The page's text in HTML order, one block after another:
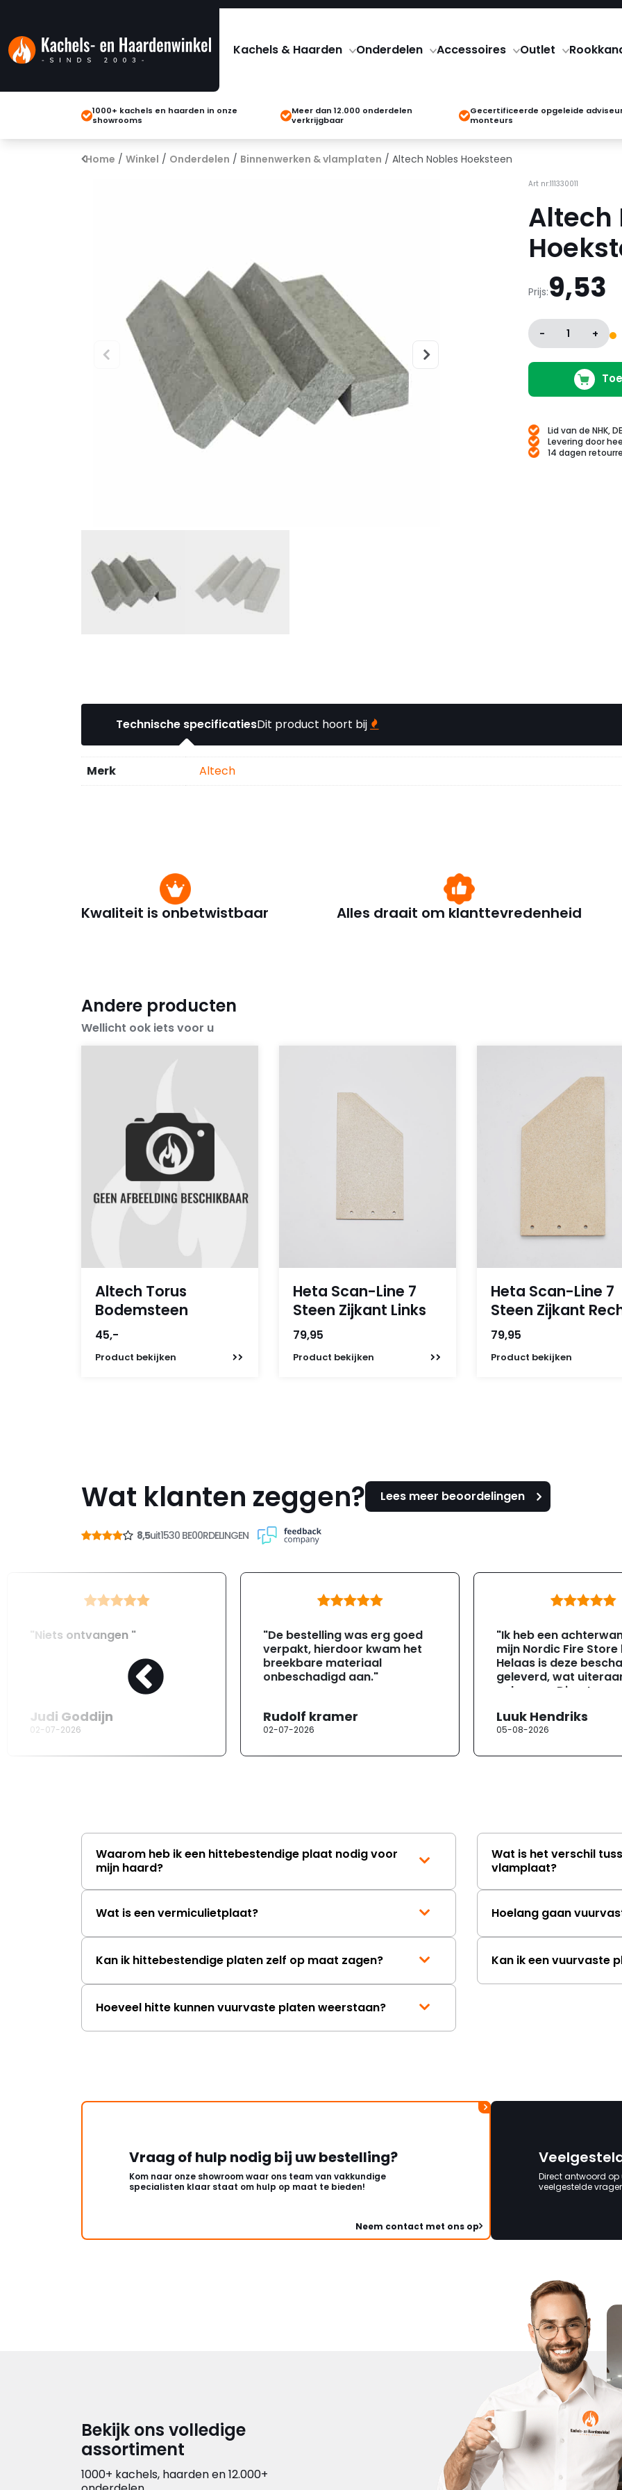
Kachels & Haarden Onderdelen Accessoires Outlet
1000+ kachels en haarden in onze
showrooms
Meer dan 12.000 onderdelen
verkrijgbaar
Gecertificeerde opgeleide
monteurs
Home / Winkel / Onderdelen / Binnenwerken & vlamplaten / Altech Nobles Hoeksteen
Art nr:111330011
Altech
Prijs:9,53
- 1 +
Lid van de NHK,
Levering door
14 dagen
Technische specificatiesDit product hoort bij
Merk Altech
Kwaliteit is onbetwistbaar Alles draait om klanttevredenheid
Andere producten
Wellicht ook iets voor u
Altech Torus
Bodemsteen
45,-
Product bekijken
Heta Scan-Line 7
Steen Zijkant Links
79,95
Product bekijken
Heta Scan-Line 7
Steen Zijkant
79,95
Product bekijken
Wat klanten zeggen? Lees meer beoordelingen
8,5uit1530 BE00RDELINGEN
"Niets ontvangen "
Judi Goddijn
02-07-2026
"De bestelling was erg goed
verpakt, hierdoor kwam het
breekbare materiaal
onbeschadigd aan."
Rudolf kramer
02-07-2026
"Ik heb een
mijn Nordic Fire
Helaas is deze
geleverd, wat
gebeuren. Direct na
opgenomen met de
klantenservice. Helaas
erg moeizaam;
wordt opgelost en
onbeschadigde
mag ontvangen."
Luuk Hendriks
05-08-2026
Waarom heb ik een hittebestendige plaat nodig voor
mijn haard?
Wat is een vermiculietplaat?
Kan ik hittebestendige platen zelf op maat zagen?
Hoeveel hitte kunnen vuurvaste platen weerstaan?
Wat is het verschil
vlamplaat?
Hoelang gaan
Kan ik een vuurvaste
Vraag of hulp nodig bij uw bestelling?
Kom naar onze showroom waar ons team van vakkundige
specialisten klaar staat om hulp op maat te bieden!
Neem contact met ons op
Direct antwoord op
veelgestelde
Bekijk ons volledige
assortiment
1000+ kachels, haarden en 12.000+